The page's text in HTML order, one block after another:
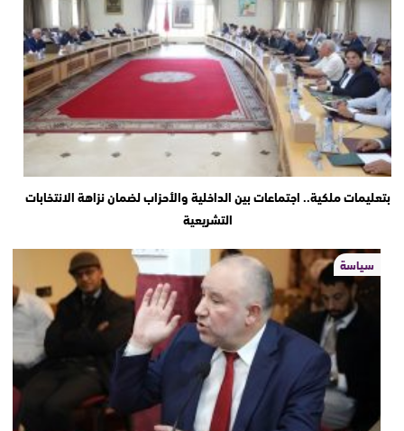
بتعليمات ملكية.. اجتماعات بين الداخلية والأحزاب لضمان نزاهة الانتخابات
التشريعية
سياسة